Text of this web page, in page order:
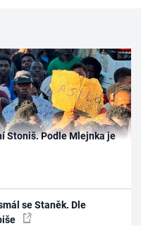
Stoniš. Podle Mlejnka je
se Staněk. Dle